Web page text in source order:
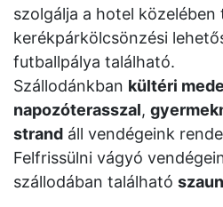
szolgálja a hotel közelében
kerékpárkölcsönzési
futballpálya található.
Szállodánkban kültéri
napozóterasszal,
strand áll vendégeink
Felfrissülni vágyó
szállodában található